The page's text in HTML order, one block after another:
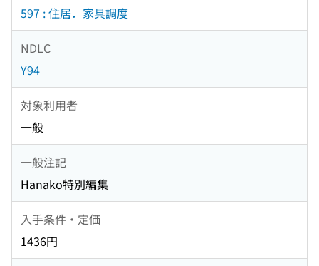
597 : 住居．家具調度
NDLC
Y94
対象利用者
一般
一般注記
Hanako特別編集
入手条件・定価
1436円